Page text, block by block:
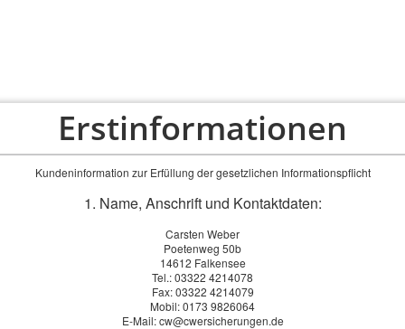
PRIVAT FIRMEN ÜBER UNS SERVICE
Erstinformationen
Kundeninformation zur Erfüllung der gesetzlichen Informationspflicht
1. Name, Anschrift und Kontaktdaten:
Carsten Weber
Poetenweg 50b
14612 Falkensee
Tel.: 03322 4214078
Fax: 03322 4214079
Mobil: 0173 9826064
E-Mail: cw@cwersicherungen.de